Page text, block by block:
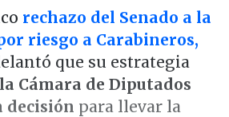
rechazo del Senado a la
riesgo a Carabineros,
que su estrategia
Cámara de Diputados
decisión para llevar la